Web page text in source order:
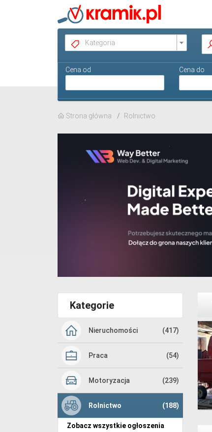
Kategoria
Cena od Cena do
Strona główna Rolnictwo
Kategorie
Nieruchomości (417)
Praca (54)
Motoryzacja (239)
Rolnictwo (188)
Zobacz wszystkie ogłoszenia